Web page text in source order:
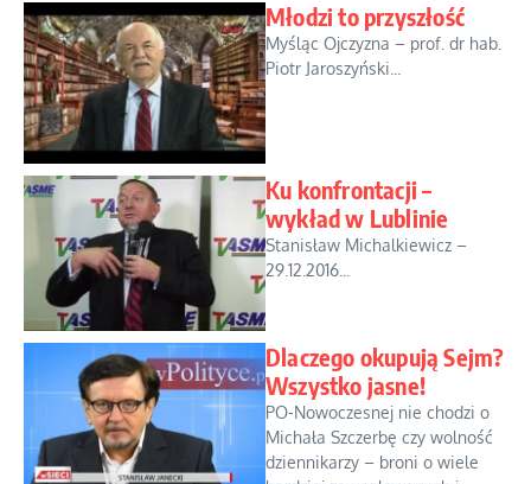
Młodzi to przyszłość
Myśląc Ojczyzna – prof. dr hab.
Piotr Jaroszyński...
Ku konfrontacji –
wykład w Lublinie
Stanisław Michalkiewicz –
29.12.2016...
Dlaczego okupują Sejm?
Wszystko jasne!
PO-Nowoczesnej nie chodzi o
Michała Szczerbę czy wolność
dziennikarzy – broni o wiele